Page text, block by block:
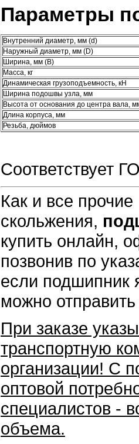
Параметры
Внутренний диаметр, мм (d)
Наружный диаметр, мм (D)
Ширина, мм (B)
Масса, кг
Динамическая грузоподъемность, кН
Ширина подошвы узла, мм
Высота от основания до центра вала,
Длина корпуса, мм
Резьба, дюймов
Соответствует
Как и все
скольжения,
купить онлайн,
позвонив по
если подшипник
можно
При заказе
транспортную
организации! С
оптовой
специалистов -
объема.